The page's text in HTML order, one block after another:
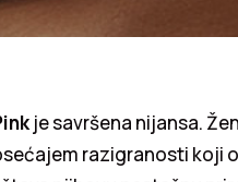
je savršena nijansa.
razigranosti koji